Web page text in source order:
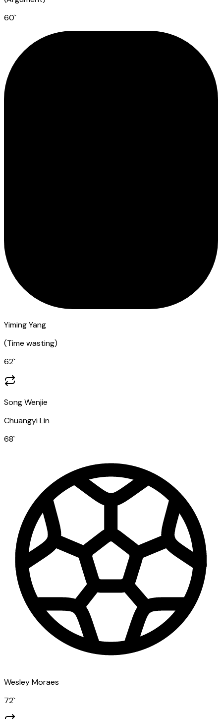
60`
Yiming Yang
(Time wasting)
62`
Song Wenjie
Chuangyi Lin
68`
Wesley Moraes
72`